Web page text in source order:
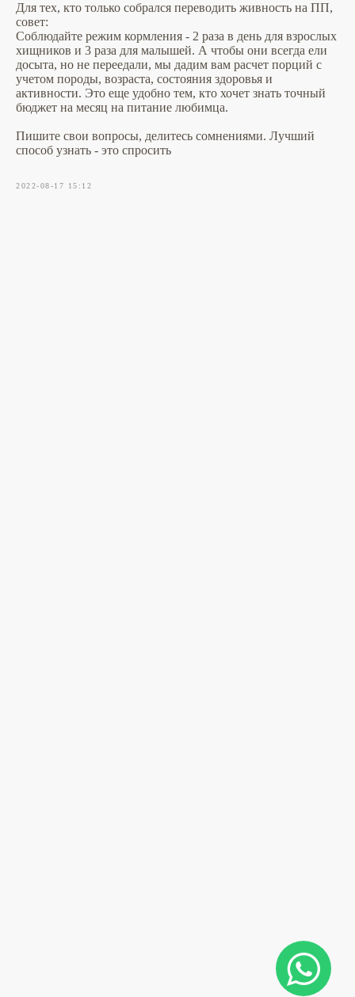
Для тех, кто только собрался переводить живность на ПП,
совет:
Соблюдайте режим кормления - 2 раза в день для взрослых
хищников и 3 раза для малышей. А чтобы они всегда ели
досыта, но не переедали, мы дадим вам расчет порций с
учетом породы, возраста, состояния здоровья и
активности. Это еще удобно тем, кто хочет знать точный
бюджет на месяц на питание любимца.
Пишите свои вопросы, делитесь сомнениями. Лучший
способ узнать - это спросить
2022-08-17 15:12